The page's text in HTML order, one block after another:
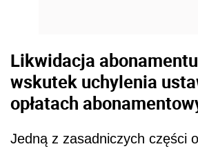
Likwidacja
wskutek uchylenia
opłatach
Jedną z zasadniczych części